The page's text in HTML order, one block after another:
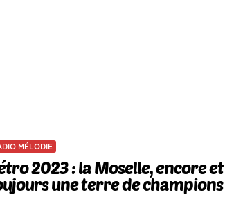
MÉLODIE
2023 : la Moselle, encore et
une terre de champions